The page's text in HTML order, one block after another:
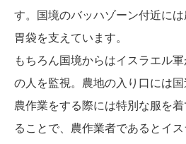
す。国境のバッハゾーン付近に
胃袋を支えています。
もちろん国境からはイスラエル
の人を監視。農地の入り口には国
農作業をする際には特別な服を
ることで、農作業者であるとイ